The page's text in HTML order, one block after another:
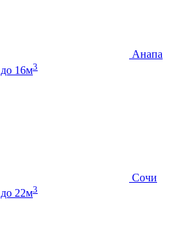
Анапа
16м3
Сочи
22м3